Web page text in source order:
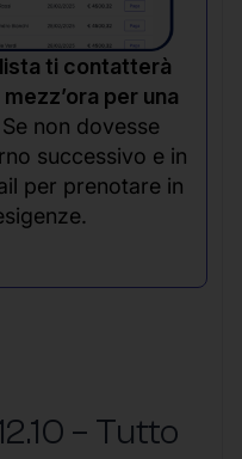
ti contatterà
per una
Se non dovesse
successivo e in
per prenotare in
– Tutto